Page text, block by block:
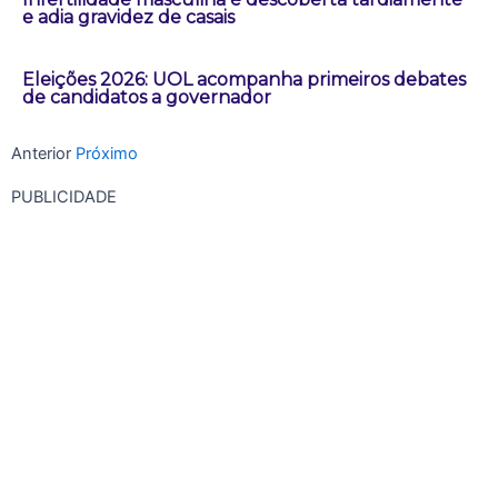
e adia gravidez de casais
Eleições 2026: UOL acompanha primeiros debates
de candidatos a governador
Anterior Próximo
PUBLICIDADE